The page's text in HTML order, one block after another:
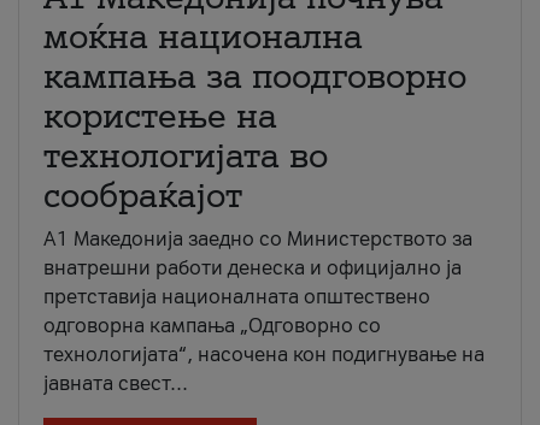
моќна национална
кампања за поодговорно
користење на
технологијата во
сообраќајот
A1 Македонија заедно со Министерството за
внатрешни работи денеска и официјално ја
претставија националната општествено
одговорна кампања „Одговорно со
технологијата“, насочена кон подигнување на
јавната свест...